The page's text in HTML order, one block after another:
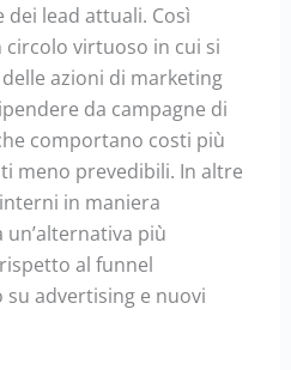
lead attuali. Così
virtuoso in cui si
azioni di marketing
da campagne di
comportano costi più
meno prevedibili. In altre
in maniera
più
al funnel
su advertising e nuovi